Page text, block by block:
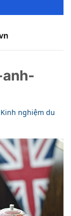
Kinh nghiệm du